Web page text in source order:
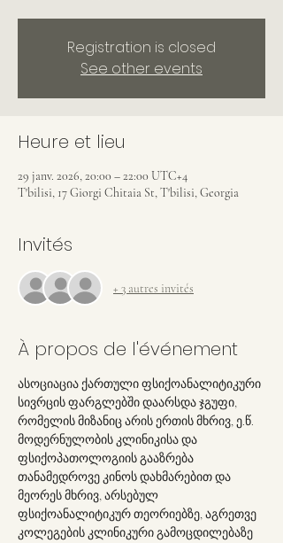
Registration is closed
See other events
Heure et lieu
29 janv. 2026, 20:00 – 22:00 UTC+4
T'bilisi, 17 Giorgi Chitaia St, T'bilisi, Georgia
Invités
+ 3 autres invités
À propos de l'événement
ასოციაცია ქართული ფსიქოანალიტიკური
სივრცის ფარგლებში დაარსდა ჯგუფი,
რომელის მიზანიც არის ერთის მხრივ, ე.წ.
მოდერნულობის კლინიკისა და
ფსიქოპათოლოგიის გააზრება
თანამედროვე კინოს დახმარებით და
მეორეს მხრივ, არსებულ
ფსიქოანალიტიკურ თეორიებზე, აგრეთვე
კოლეგების კლინიკური გამოცდილებაზე